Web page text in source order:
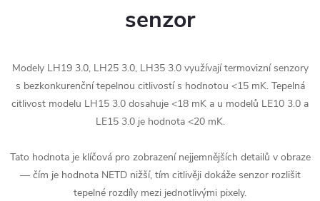
senzor
Modely LH19 3.0, LH25 3.0, LH35 3.0 využívají termovizní senzory
s bezkonkurenční tepelnou citlivostí s hodnotou <15 mK. Tepelná
citlivost modelu LH15 3.0 dosahuje <18 mK a u modelů LE10 3.0 a
LE15 3.0 je hodnota <20 mK.
Tato hodnota je klíčová pro zobrazení nejjemnějších detailů v obraze
— čím je hodnota NETD nižší, tím citlivěji dokáže senzor rozlišit
tepelné rozdíly mezi jednotlivými pixely.